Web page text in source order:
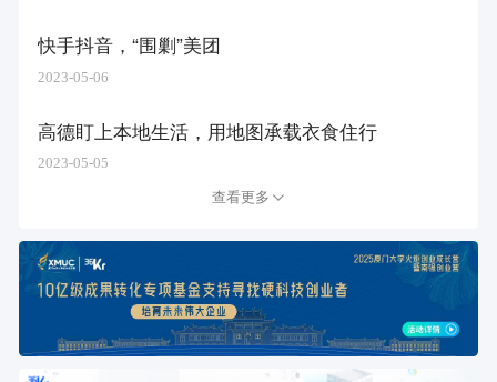
快手抖音，“围剿”美团
2023-05-06
高德盯上本地生活，用地图承载衣食住行
2023-05-05
查看更多